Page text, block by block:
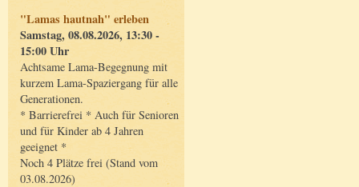
"Lamas hautnah" erleben
Samstag, 08.08.2026, 13:30 -
15:00 Uhr
Achtsame Lama-Begegnung mit
kurzem Lama-Spaziergang für alle
Generationen.
* Barrierefrei * Auch für Senioren
und für Kinder ab 4 Jahren
geeignet *
Noch 4 Plätze frei (Stand vom
03.08.2026)